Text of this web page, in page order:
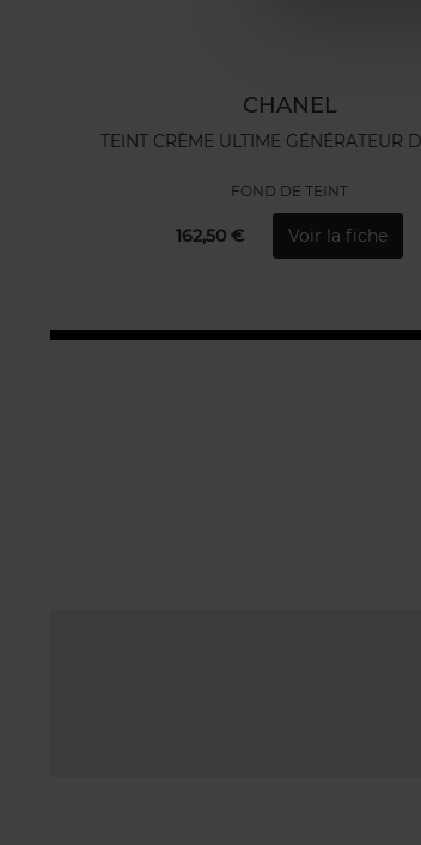
CHANEL
TEINT CRÈME ULTIME GÉNÉRATEUR
FOND DE TEINT
162,50 € Voir la fiche